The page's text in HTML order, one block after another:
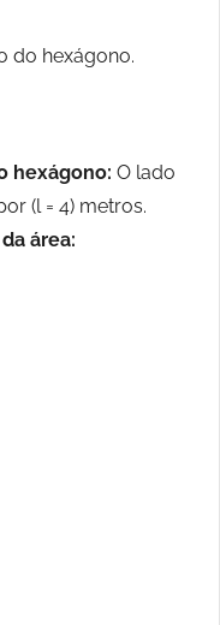
do hexágono.
hexágono: O lado
(l = 4) metros.
área: